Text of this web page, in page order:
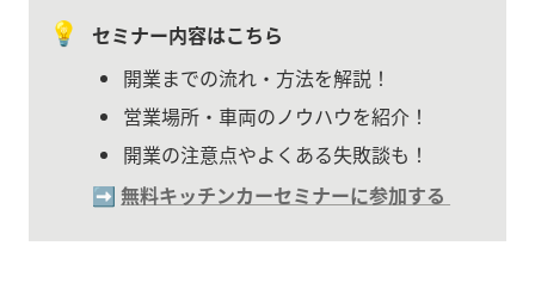
💡
セミナー内容はこちら
開業までの流れ・方法を解説！
営業場所・車両のノウハウを紹介！
開業の注意点やよくある失敗談も！
➡️ 無料キッチンカーセミナーに参加する